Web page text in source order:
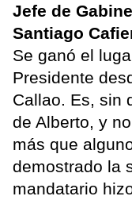
Jefe de
Santiago
Se ganó el
Presidente
Callao. Es, sin
de Alberto, y
más que
demostrado la
mandatario